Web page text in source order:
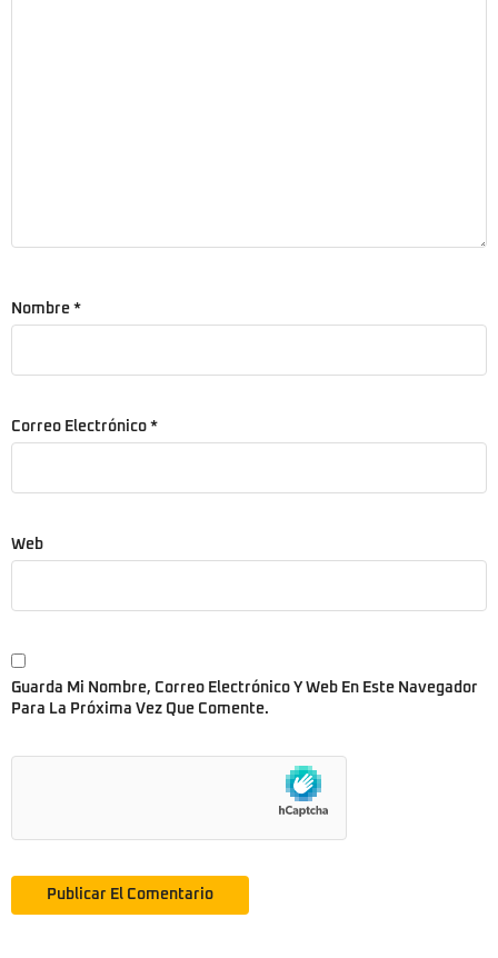
Nombre *
Correo Electrónico *
Web
Guarda Mi Nombre, Correo Electrónico Y Web En Este Navegador
Para La Próxima Vez Que Comente.